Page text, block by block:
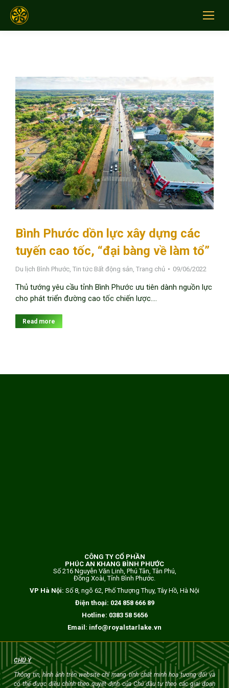
Bình Phước dồn lực xây dựng các
tuyến cao tốc, “đại bàng về làm tổ”
Du lịch Bình Phước Tin tức Bất động sản Trang chủ 09/06/2022
Thủ tướng yêu cầu tỉnh Bình Phước ưu tiên dành nguồn lực
cho phát triển đường cao tốc chiến lược.…
Read more
CÔNG TY CỔ PHẦN
PHÚC AN KHANG BÌNH PHƯỚC
Số 216 Nguyễn Văn Linh, Phú Tân, Tân Phú,
Đồng Xoài, Tỉnh Bình Phước.
VP Hà Nội: Số 8, ngõ 62, Phố Thượng Thụy, Tây Hồ, Hà Nội
Điện thoại: 024 858 666 89
Hotline: 0383 58 5656
Email: info@royalstarlake.vn
CHÚ Ý
Thông tin, hình ảnh trên website chỉ mang tính chất minh hoạ tương đối và
có thể được điều chỉnh theo quyết định của Chủ đầu tư theo các giai đoạn